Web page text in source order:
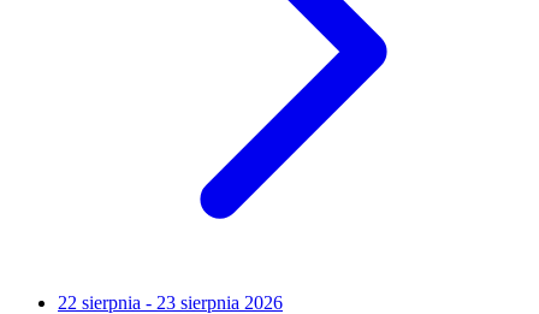
22 sierpnia - 23 sierpnia 2026